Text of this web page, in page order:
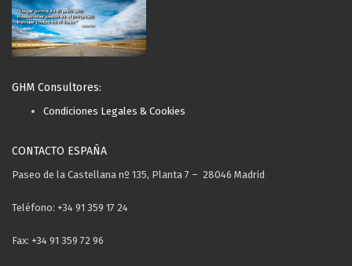
GHM Consultores:
Condiciones Legales & Cookies
CONTACTO ESPAÑA
Paseo de la Castellana nº 135, Planta 7 – 28046 Madrid
Teléfono: +34 91 359 17 24
Fax: +34 91 359 72 96